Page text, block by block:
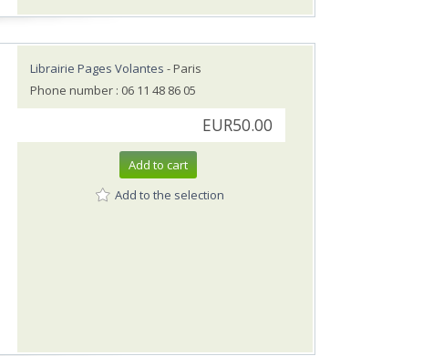
Librairie Pages Volantes - Paris
Phone number : 06 11 48 86 05
EUR50.00
Add to cart
Add to the selection